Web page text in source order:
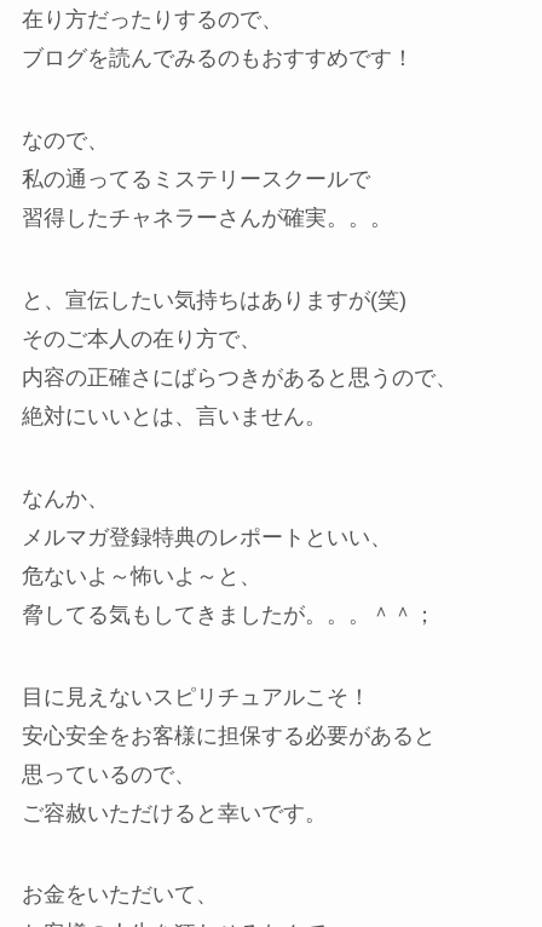
在り方だったりするので、
ブログを読んでみるのもおすすめです！
なので、
私の通ってるミステリースクールで
習得したチャネラーさんが確実。。。
と、宣伝したい気持ちはありますが(笑)
そのご本人の在り方で、
内容の正確さにばらつきがあると思うので、
絶対にいいとは、言いません。
なんか、
メルマガ登録特典のレポートといい、
危ないよ～怖いよ～と、
脅してる気もしてきましたが。。。＾＾；
目に見えないスピリチュアルこそ！
安心安全をお客様に担保する必要があると
思っているので、
ご容赦いただけると幸いです。
お金をいただいて、